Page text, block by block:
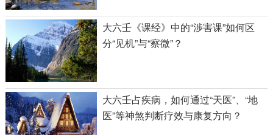
大六壬《课经》中的“渉害课”如何区
分“见机”与“察微”？
大六壬占疾病，如何通过“天医”、“地
医”等神煞判断疗效与康复方向？